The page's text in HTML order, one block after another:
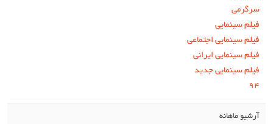
سرگرمی
فیلم سینمایی
فیلم سینمایی اجتماعی
فیلم سینمایی ایرانی
فیلم سینمایی جدید
۹۴
آرشیو ماهانه